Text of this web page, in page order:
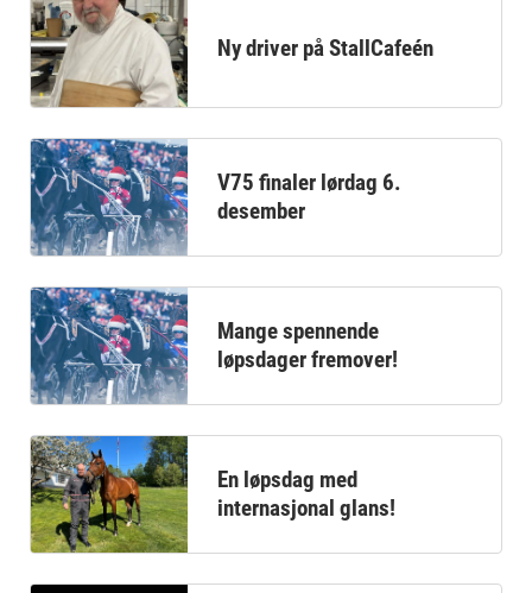
Ny driver på StallCafeén
V75 finaler lørdag 6.
desember
Mange spennende
løpsdager fremover!
En løpsdag med
internasjonal glans!